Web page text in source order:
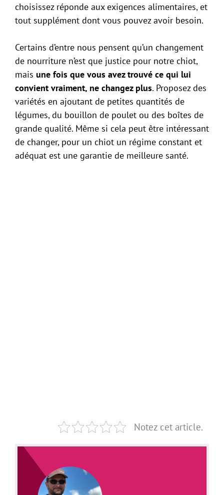
choisissez réponde aux exigences alimentaires, et
tout supplément dont vous pouvez avoir besoin.
Certains d’entre nous pensent qu’un changement
de nourriture n’est que justice pour notre chiot,
mais une fois que vous avez trouvé ce qui lui
convient vraiment, ne changez plus. Proposez des
variétés en ajoutant de petites quantités de
légumes, du bouillon de poulet ou des boîtes de
grande qualité. Même si cela peut être intéressant
de changer, pour un chiot un régime constant et
adéquat est une garantie de meilleure santé.
Notez cet article.